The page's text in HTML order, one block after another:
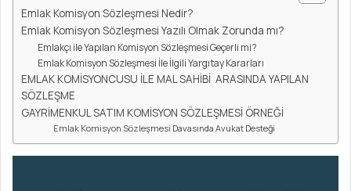
g
ö
n
d
e
m
e
Emlak Komisyon Sözleşmesi Nedir?
Emlak Komisyon Sözleşmesi Yazılı Olmak Zorunda mı?
Emlakçı ile Yapılan Komisyon Sözleşmesi Geçerli mi?
Emlak Komisyon Sözleşmesi İle İlgili Yargıtay Kararları
EMLAK KOMİSYONCUSU İLE MAL SAHİBİ ARASINDA YAPILAN
SÖZLEŞME
GAYRİMENKUL SATIM KOMİSYON SÖZLEŞMESİ ÖRNEĞİ
Emlak Komisyon Sözleşmesi Davasında Avukat Desteği